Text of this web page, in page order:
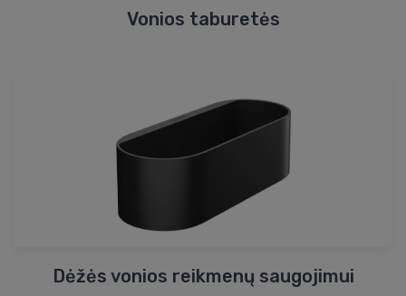
Vonios taburetės
Dėžės vonios reikmenų saugojimui